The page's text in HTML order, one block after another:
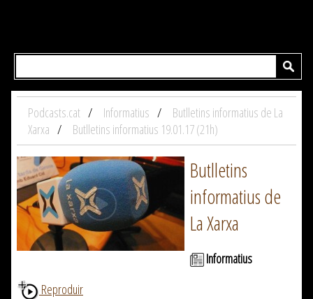
Podcasts.cat Informatius
Butlletins informatius de La
Xarxa
Butlletins informatius 19.01.17 (21h)
Butlletins
informatius de
La Xarxa
Informatius
Reproduir